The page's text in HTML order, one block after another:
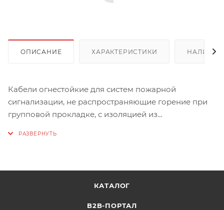
ОПИСАНИЕ ХАРАКТЕРИСТИКИ НАЛИЧИЕ
Кабели огнестойкие для систем пожарной
сигнализации, не распространяющие горение при
групповой прокладке, с изоляцией из
КАТАЛОГ
B2B-ПОРТАЛ